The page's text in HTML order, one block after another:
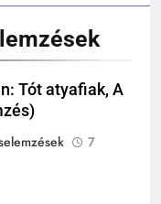
Tót atyafiak, A
7
királyok?